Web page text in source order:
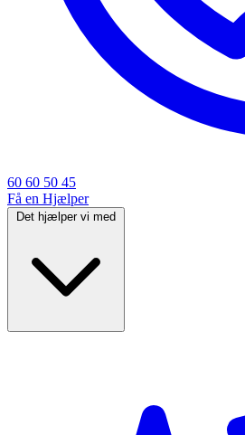
60 60 50 45
Få en Hjælper
Det hjælper vi med